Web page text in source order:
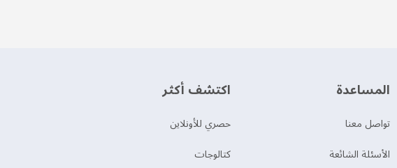
‫المساعدة‬
تواصل معنا
الأسئلة الشائعة
اكتشف أكثر
حصري للأونلاين
‫كتالوجات‬